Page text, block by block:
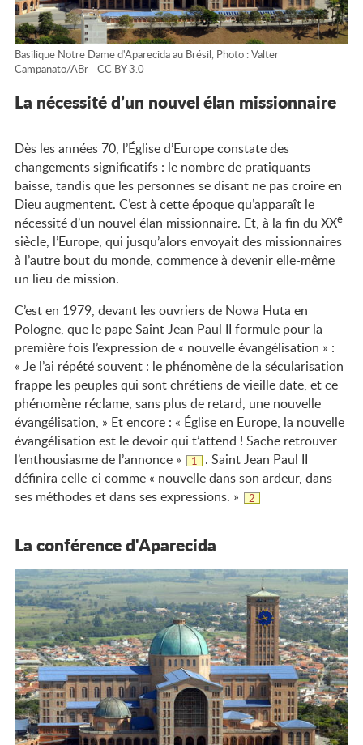
2026-2028
Le Parcours
Pastorale
en
conversion
Les
objectifs du
Parcours
Cléophas
La
pédagogie
du Parcours
Cléophas
Les
du Parcours
Cléophas
Le contenu
de la
formation
Agenda
Basilique Notre Dame d'Aparecida au Brésil, Photo : Valter
Campanato/ABr - CC BY 3.0
La nécessité d’un nouvel élan missionnaire
Dès les années 70, l’Église d’Europe constate des
changements significatifs : le nombre de pratiquants
baisse, tandis que les personnes se disant ne pas croire en
Dieu augmentent. C’est à cette époque qu’apparaît le
nécessité d’un nouvel élan missionnaire. Et, à la fin du XXe
siècle, l’Europe, qui jusqu’alors envoyait des missionnaires
à l’autre bout du monde, commence à devenir elle-même
un lieu de mission.
C’est en 1979, devant les ouvriers de Nowa Huta en
Pologne, que le pape Saint Jean Paul II formule pour la
première fois l’expression de « nouvelle évangélisation » :
« Je l’ai répété souvent : le phénomène de la sécularisation
frappe les peuples qui sont chrétiens de vieille date, et ce
phénomène réclame, sans plus de retard, une nouvelle
évangélisation, » Et encore : « Église en Europe, la nouvelle
évangélisation est le devoir qui t’attend ! Sache retrouver
l’enthousiasme de l’annonce »
Note
de
bas
page
1 . Saint Jean Paul II
définira celle-ci comme « nouvelle dans son ardeur, dans
ses méthodes et dans ses expressions. »
Note
de
2
La conférence d'Aparecida